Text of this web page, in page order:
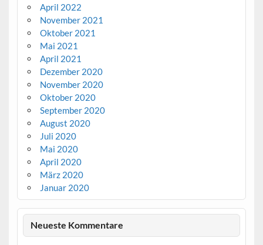
April 2022
November 2021
Oktober 2021
Mai 2021
April 2021
Dezember 2020
November 2020
Oktober 2020
September 2020
August 2020
Juli 2020
Mai 2020
April 2020
März 2020
Januar 2020
Neueste Kommentare